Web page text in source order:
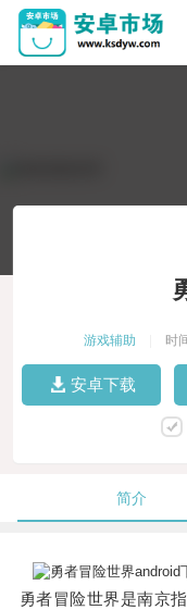
游戏辅助 时
安卓下载
简介
勇者冒险世界是南京